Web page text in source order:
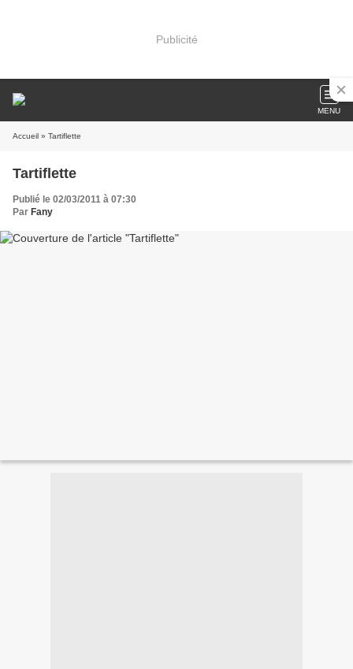
Publicité
MENU
Accueil » Tartiflette
Tartiflette
Publié le 02/03/2011 à 07:30
Par Fany